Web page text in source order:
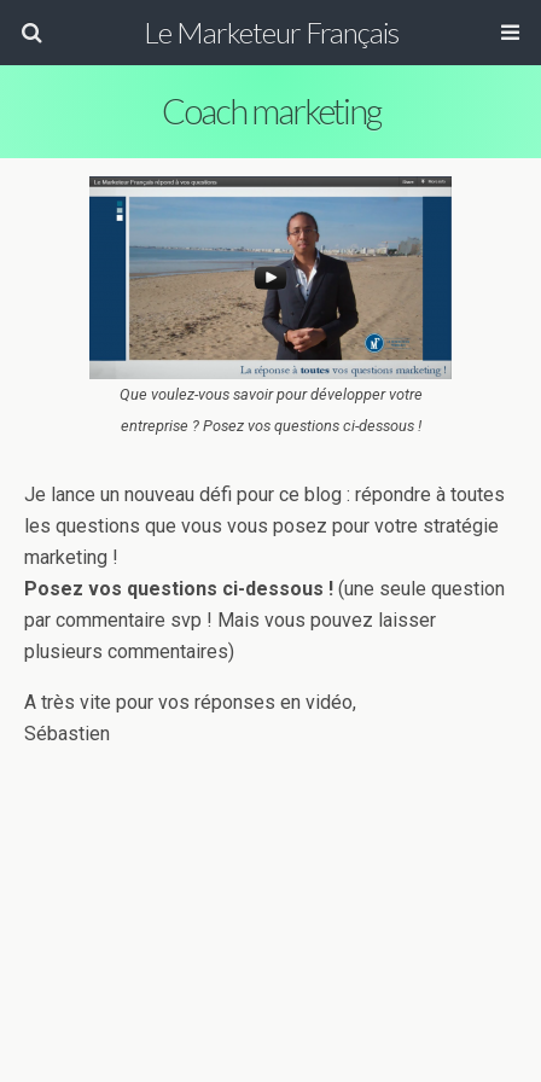
Le Marketeur Français
Coach marketing
Que voulez-vous savoir pour développer votre
entreprise ? Posez vos questions ci-dessous !
Je lance un nouveau défi pour ce blog : répondre à toutes
les questions que vous vous posez pour votre stratégie
marketing !
Posez vos questions ci-dessous ! (une seule question
par commentaire svp ! Mais vous pouvez laisser
plusieurs commentaires)
A très vite pour vos réponses en vidéo,
Sébastien